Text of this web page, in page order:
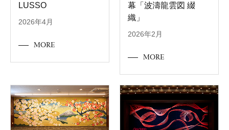
LUSSO
2026年4月
MORE
幕「波濤龍雲図 綴
織」
2026年2月
MORE